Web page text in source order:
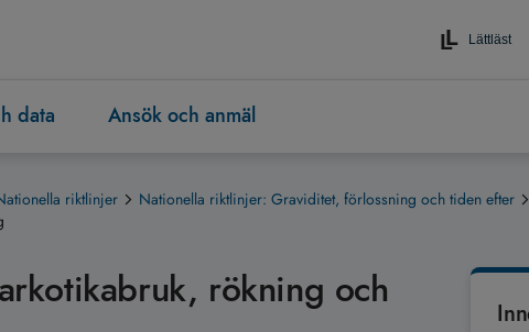
Lättläst
data Ansök och anmäl
riktlinjer Nationella riktlinjer: Graviditet, förlossning och tiden efter
rökning och